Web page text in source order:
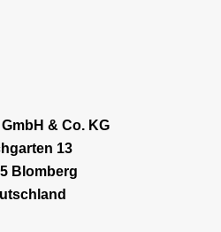
GmbH & Co. KG
13
Blomberg